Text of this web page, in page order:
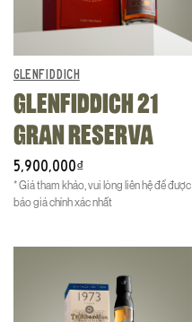
GLENFIDDICH
GLENFIDDICH 21
GRAN RESERVA
5,900,000₫
* Giá tham khảo, vui lòng liên hệ để được
báo giá chính xác nhất